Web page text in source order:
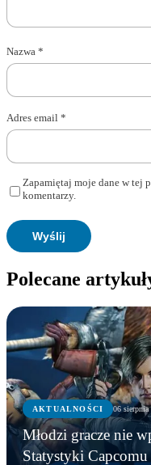
Nazwa *
Adres email *
Zapamiętaj moje dane w tej
komentarzy.
Polecane
AKTUALNOŚCI 06 sierpnia
Młodzi gracze nie
Statystyki